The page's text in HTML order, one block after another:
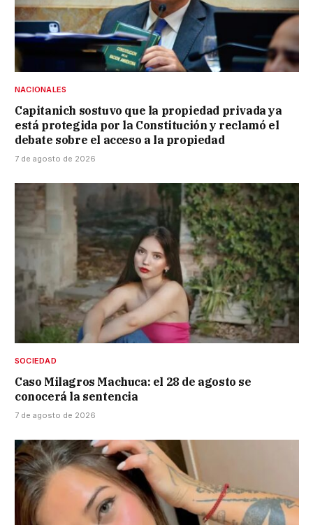
NACIONALES
Capitanich sostuvo que la propiedad privada ya
está protegida por la Constitución y reclamó el
debate sobre el acceso a la propiedad
7 de agosto de 2026
SOCIEDAD
Caso Milagros Machuca: el 28 de agosto se
conocerá la sentencia
7 de agosto de 2026